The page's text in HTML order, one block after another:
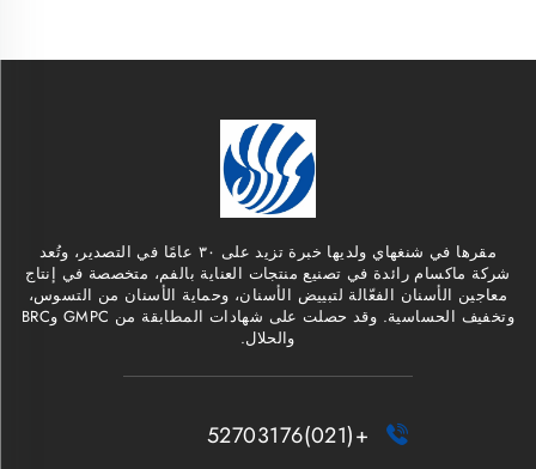
مقرها في شنغهاي ولديها خبرة تزيد على ٣٠ عامًا في التصدير، وتُعد
شركة ماكسام رائدة في تصنيع منتجات العناية بالفم، متخصصة في إنتاج
معاجين الأسنان الفعّالة لتبييض الأسنان، وحماية الأسنان من التسوس،
وتخفيف الحساسية. وقد حصلت على شهادات المطابقة من GMPC وBRC
والحلال.

+(021)52703176